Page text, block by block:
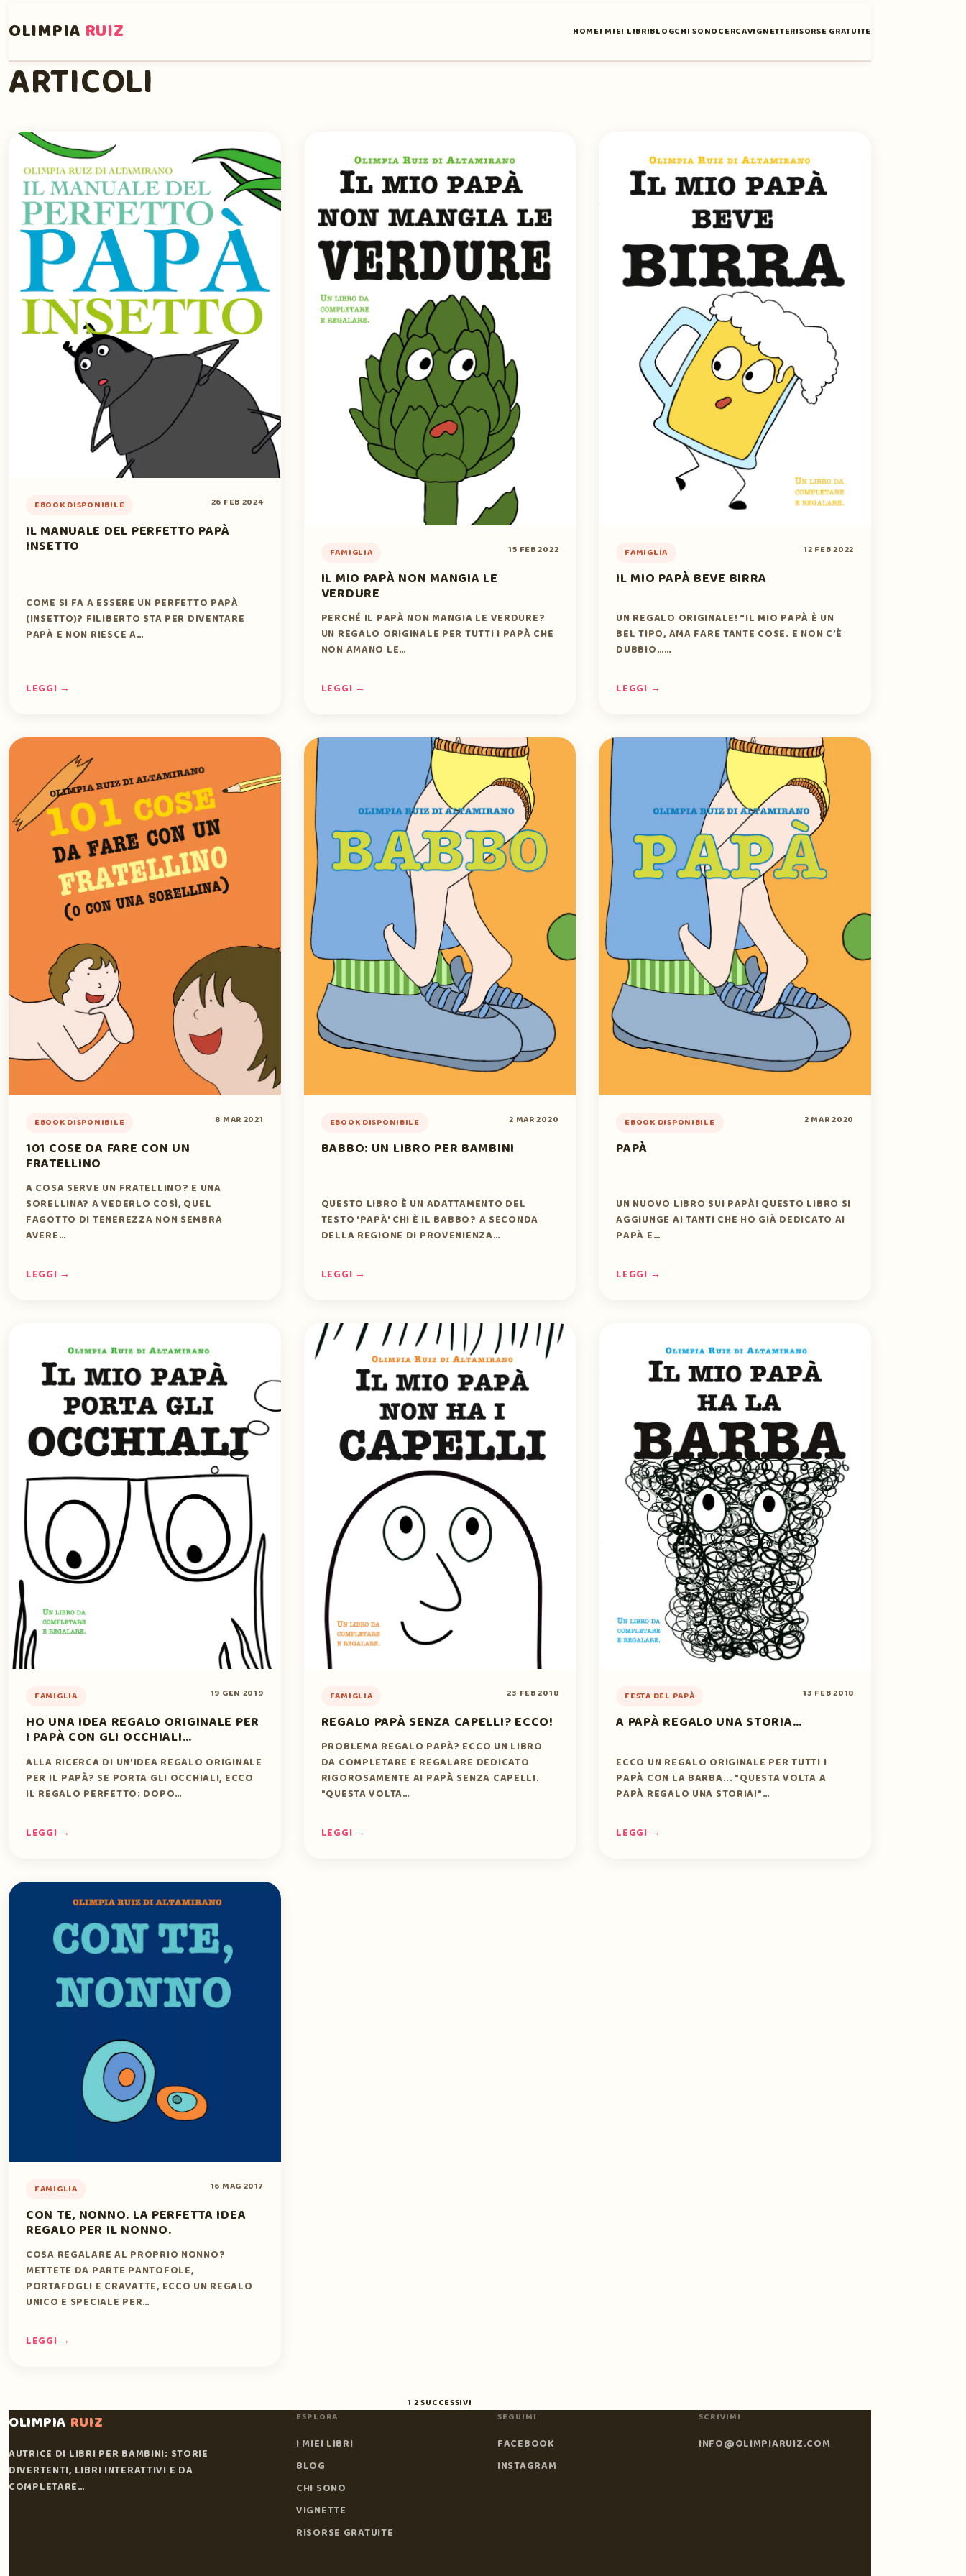
OLIMPIA RUIZ HOMEI MIEI LIBRIBLOGCHI SONOCERCAVIGNETTERISORSE GRATUITE
ARTICOLI
EBOOK DISPONIBILE 26 FEB 2024
IL MANUALE DEL PERFETTO PAPÀ
INSETTO
COME SI FA A ESSERE UN PERFETTO PAPÀ
(INSETTO)? FILIBERTO STA PER DIVENTARE
PAPÀ E NON RIESCE A…
LEGGI →
FAMIGLIA 15 FEB 2022
IL MIO PAPÀ NON MANGIA LE
VERDURE
PERCHÉ IL PAPÀ NON MANGIA LE VERDURE?
UN REGALO ORIGINALE PER TUTTI I PAPÀ CHE
NON AMANO LE…
LEGGI →
FAMIGLIA 12 FEB 2022
IL MIO PAPÀ BEVE BIRRA
UN REGALO ORIGINALE! “IL MIO PAPÀ È UN
BEL TIPO, AMA FARE TANTE COSE. E NON C’È
DUBBIO……
LEGGI →
EBOOK DISPONIBILE 8 MAR 2021
101 COSE DA FARE CON UN
FRATELLINO
A COSA SERVE UN FRATELLINO? E UNA
SORELLINA? A VEDERLO COSÌ, QUEL
FAGOTTO DI TENEREZZA NON SEMBRA
AVERE…
LEGGI →
EBOOK DISPONIBILE 2 MAR 2020
BABBO: UN LIBRO PER BAMBINI
QUESTO LIBRO È UN ADATTAMENTO DEL
TESTO 'PAPÀ' CHI È IL BABBO? A SECONDA
DELLA REGIONE DI PROVENIENZA…
LEGGI →
EBOOK DISPONIBILE 2 MAR 2020
PAPÀ
UN NUOVO LIBRO SUI PAPÀ! QUESTO LIBRO SI
AGGIUNGE AI TANTI CHE HO GIÀ DEDICATO AI
PAPÀ E…
LEGGI →
FAMIGLIA 19 GEN 2019
HO UNA IDEA REGALO ORIGINALE PER
I PAPÀ CON GLI OCCHIALI…
ALLA RICERCA DI UN'IDEA REGALO ORIGINALE
PER IL PAPÀ? SE PORTA GLI OCCHIALI, ECCO
IL REGALO PERFETTO: DOPO…
LEGGI →
FAMIGLIA 23 FEB 2018
REGALO PAPÀ SENZA CAPELLI? ECCO!
PROBLEMA REGALO PAPÀ? ECCO UN LIBRO
DA COMPLETARE E REGALARE DEDICATO
RIGOROSAMENTE AI PAPÀ SENZA CAPELLI.
"QUESTA VOLTA…
LEGGI →
FESTA DEL PAPÀ 13 FEB 2018
A PAPÀ REGALO UNA STORIA…
ECCO UN REGALO ORIGINALE PER TUTTI I
PAPÀ CON LA BARBA... "QUESTA VOLTA A
PAPÀ REGALO UNA STORIA!"…
LEGGI →
FAMIGLIA 16 MAG 2017
CON TE, NONNO. LA PERFETTA IDEA
REGALO PER IL NONNO.
COSA REGALARE AL PROPRIO NONNO?
METTETE DA PARTE PANTOFOLE,
PORTAFOGLI E CRAVATTE, ECCO UN REGALO
UNICO E SPECIALE PER…
LEGGI →
PAGINAZIONE
DEGLI
ARTICOLI
1 2SUCCESSIVI
OLIMPIA RUIZ
AUTRICE DI LIBRI PER BAMBINI: STORIE
DIVERTENTI, LIBRI INTERATTIVI E DA
COMPLETARE…
ESPLORA
I MIEI LIBRI
BLOG
CHI SONO
VIGNETTE
RISORSE GRATUITE
SEGUIMI
FACEBOOK
INSTAGRAM
SCRIVIMI
INFO@OLIMPIARUIZ.COM